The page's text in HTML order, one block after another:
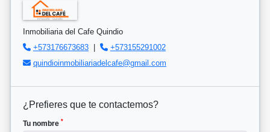
Inmobiliaria del Cafe Quindio
+573176673683 |
+573155291002
quindioinmobiliariadelcafe@gmail.com
¿Prefieres que te contactemos?
Tu nombre *